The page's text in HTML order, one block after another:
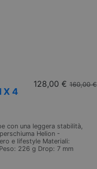
X 4
128,00 € 160,00 €
con una leggera stabilità,
Helion -
e lifestyle Materiali:
226 g Drop: 7 mm